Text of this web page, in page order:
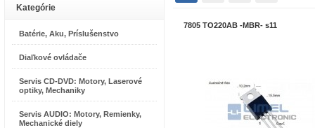
Kategórie
Batérie, Aku, Príslušenstvo
Diaľkové ovládače
Servis CD-DVD: Motory, Laserové
optiky, Mechaniky
Servis AUDIO: Motory, Remienky,
Mechanické diely
7805 TO220AB -MBR- s11